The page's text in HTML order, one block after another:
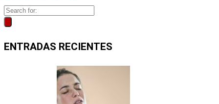
ENTRADAS RECIENTES